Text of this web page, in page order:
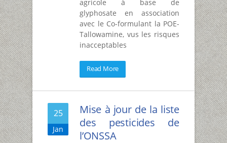
agricole à base de
glyphosate en association
avec le Co-formulant la POE-
Tallowamine, vus les risques
inacceptables
Read More
25
Jan
Mise à jour de la liste
des pesticides de
l’ONSSA